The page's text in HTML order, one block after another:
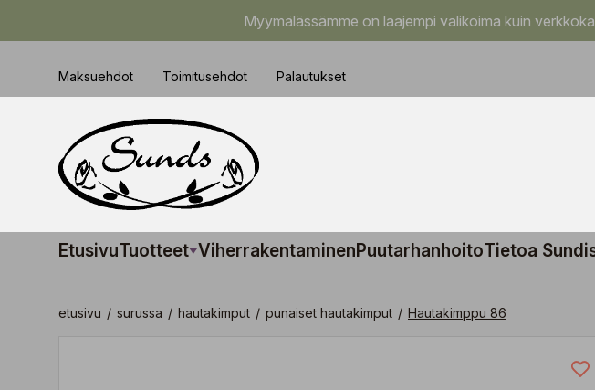
Myymälässämme on laajempi valikoima kuin
Maksuehdot Toimitusehdot Palautukset
EtusivuTuotteet ViherrakentaminenPuutarhanhoitoTietoa
etusivu / surussa / hautakimput / punaiset hautakimput / Hautakimppu 86